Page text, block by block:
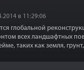
в 11:29:06
глобальной
всех ландшафтных
таких как земля,